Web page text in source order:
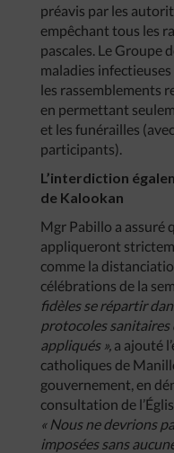
préavis par les
empêchant tous les
pascales. Le Groupe
maladies
les rassemblements
en permettant
et les funérailles
participants).
L’interdiction
de Kalookan
Mgr Pabillo a assuré
appliqueront
comme la
célébrations de la
fidèles se répartir
protocoles
appliqués », a ajouté
catholiques de
gouvernement, en
consultation de
« Nous ne devrions
imposées sans